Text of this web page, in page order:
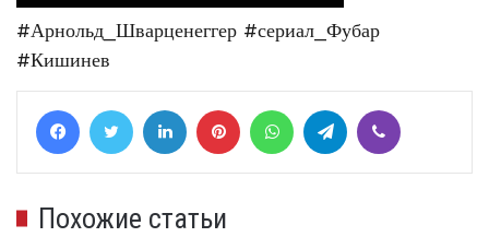
#Арнольд_Шварценеггер #сериал_Фубар
#Кишинев
FacebookTwitter LinkedIn Pinterest WhatsAppTelegram
Похожие статьи